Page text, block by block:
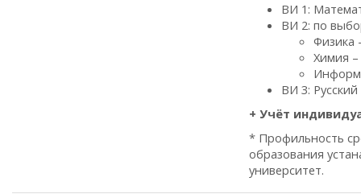
ВИ 1:
ВИ 2: по
Физика
Химия –
ВИ 3:
+ Учёт
* Профильность
образования
университет.